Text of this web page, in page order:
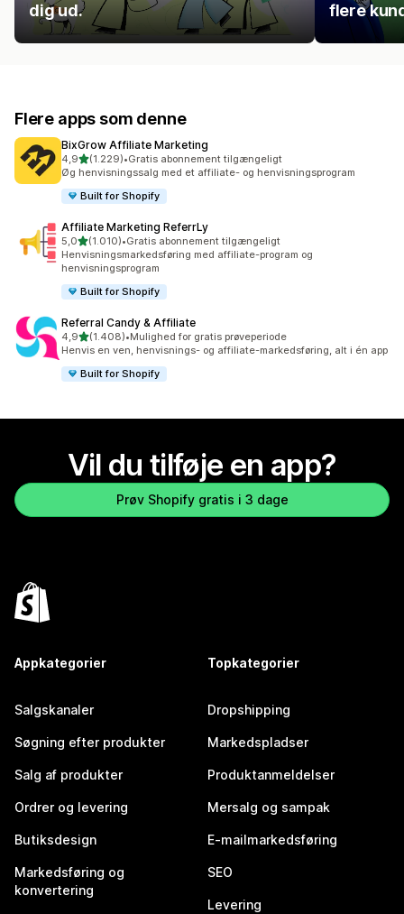
dig ud.
flere
Flere apps som denne
BixGrow Affiliate Marketing
4,9ud af 5 stjerner
(1.229)
1229 anmeldelser i alt
•Gratis abonnement tilgængeligt
Øg henvisningssalg med et affiliate- og henvisningsprogram
Built for Shopify
Affiliate Marketing ReferrLy
5,0ud af 5 stjerner
(1.010)
1010 anmeldelser i alt
•Gratis abonnement tilgængeligt
Henvisningsmarkedsføring med affiliate-program og
henvisningsprogram
Built for Shopify
Referral Candy & Affiliate
4,9ud af 5 stjerner
(1.408)
1408 anmeldelser i alt
•Mulighed for gratis prøveperiode
Henvis en ven, henvisnings- og affiliate-markedsføring, alt i én app
Built for Shopify
Vil du tilføje en app?
Prøv Shopify gratis i 3 dage
Appkategorier
Salgskanaler
Søgning efter produkter
Salg af produkter
Ordrer og levering
Butiksdesign
Markedsføring og
konvertering
Topkategorier
Dropshipping
Markedspladser
Produktanmeldelser
Mersalg og sampak
E-mailmarkedsføring
SEO
Levering